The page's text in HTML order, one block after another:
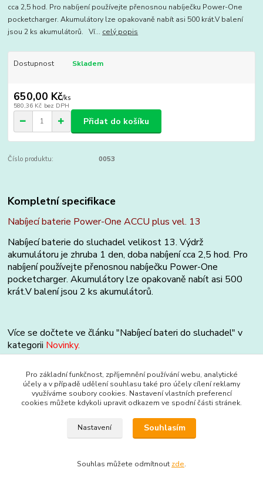
cca 2,5 hod. Pro nabíjení používejte přenosnou nabíječku Power-One
pocketcharger. Akumulátory lze opakovaně nabít asi 500 krát.V balení
jsou 2 ks akumulátorů. Ví... celý popis
Dostupnost Skladem
650,00 Kč/ks
580,36 Kč bez DPH
Přidat do košíku
Číslo produktu: 0053
Kompletní specifikace
Nabíjecí baterie Power-One ACCU plus vel. 13
Nabíjecí baterie do sluchadel velikost 13. Výdrž
akumulátoru je zhruba 1 den, doba nabíjení cca 2,5 hod. Pro
nabíjení používejte přenosnou nabíječku Power-One
pocketcharger. Akumulátory lze opakovaně nabít asi 500
krát.V balení jsou 2 ks akumulátorů.
Více se dočtete ve článku "Nabíjecí bateri do sluchadel" v
kategorii Novinky.
Zboží zařazeno v kategoriích
Baterie do sluchadel
Pro základní funkčnost, zpříjemnění používání webu, analytické
účely a v případě udělení souhlasu také pro účely cílení reklamy
využíváme soubory cookies. Nastavení vlastních preferencí
cookies můžete kdykoli upravit odkazem ve spodní části stránek.
Nastavení Souhlasím
Souhlas můžete odmítnout zde.